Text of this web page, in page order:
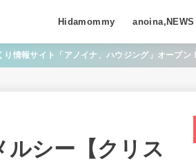
Hidamommy anoina,NEWS
り情報サイト「アノイナ、ハウジング」オープン！
シー【クリス